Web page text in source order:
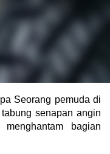
Seorang pemuda di
senapan angin
bagian